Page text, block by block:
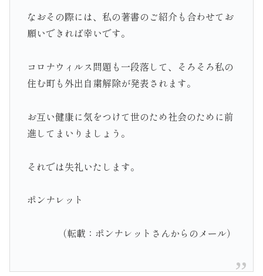
なおその際には、私の著書のご紹介も合わせてお
願いできれば幸いです。
コロナウィルス問題も一段落して、そろそろ私の
住む町も外出自粛解除が発表されます。
お互い健康に気をつけて世のため社会のために前
進してまいりましょう。
それでは失礼いたします。
ポンナレット
（転載：ポンナレットさんからのメール）